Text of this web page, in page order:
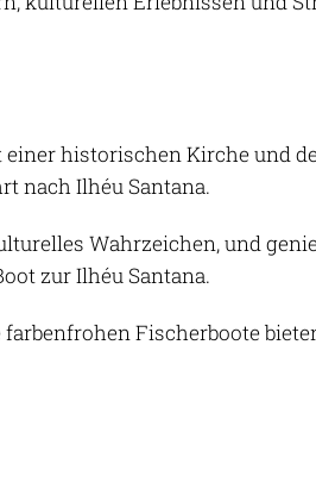
historischen Kirche und
nach Ilhéu Santana.
Wahrzeichen, und
zur Ilhéu Santana.
Fischerboote